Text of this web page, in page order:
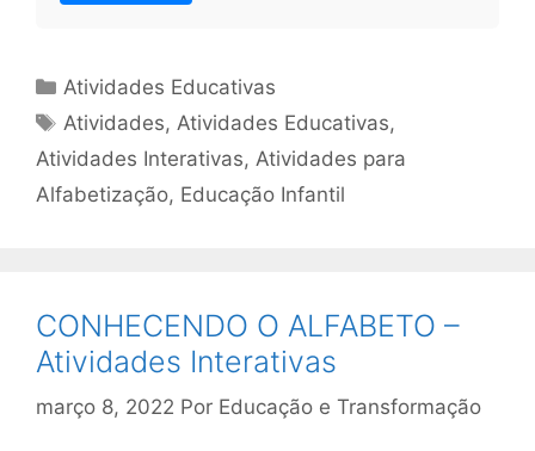
Categorias
Atividades Educativas
Tags
Atividades, Atividades Educativas,
Atividades Interativas, Atividades para
Alfabetização, Educação Infantil
CONHECENDO O ALFABETO –
Atividades Interativas
março 8, 2022 Por Educação e Transformação